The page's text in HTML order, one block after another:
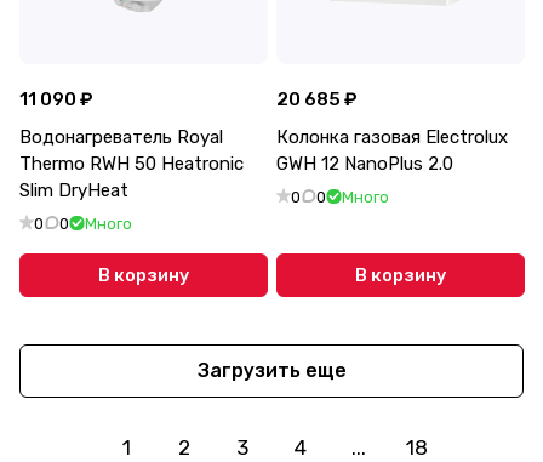
11 090 ₽
Водонагреватель Royal
Thermo RWH 50 Heatronic
Slim DryHeat
0 0 Много
В корзину
20 685 ₽
Колонка газовая Electrolux
GWH 12 NanoPlus 2.0
0 0 Много
В корзину
Загрузить еще
1 2 3 4 ... 18